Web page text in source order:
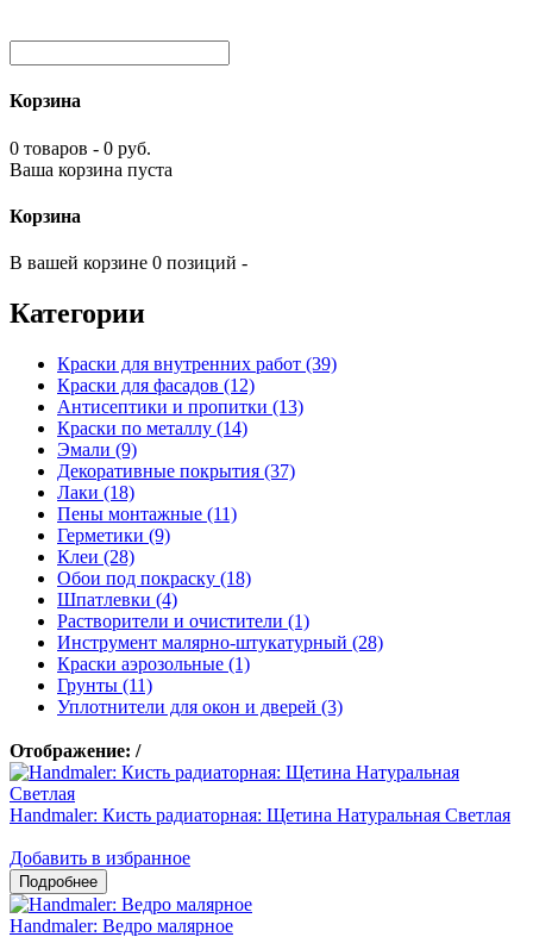
Корзина
0 товаров - 0 руб.
Ваша корзина пуста
Корзина
В вашей корзине 0 позиций -
Категории
Краски для внутренних работ (39)
Краски для фасадов (12)
Антисептики и пропитки (13)
Краски по металлу (14)
Эмали (9)
Декоративные покрытия (37)
Лаки (18)
Пены монтажные (11)
Герметики (9)
Клеи (28)
Обои под покраску (18)
Шпатлевки (4)
Растворители и очистители (1)
Инструмент малярно-штукатурный (28)
Краски аэрозольные (1)
Грунты (11)
Уплотнители для окон и дверей (3)
Отображение: /
Handmaler: Кисть радиаторная: Щетина Натуральная Светлая
Добавить в избранное
Handmaler: Ведро малярное